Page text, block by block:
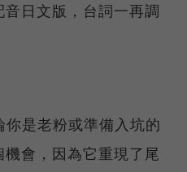
日文版，台詞一再調
你是老粉或準備入坑的
會，因為它重現了尾